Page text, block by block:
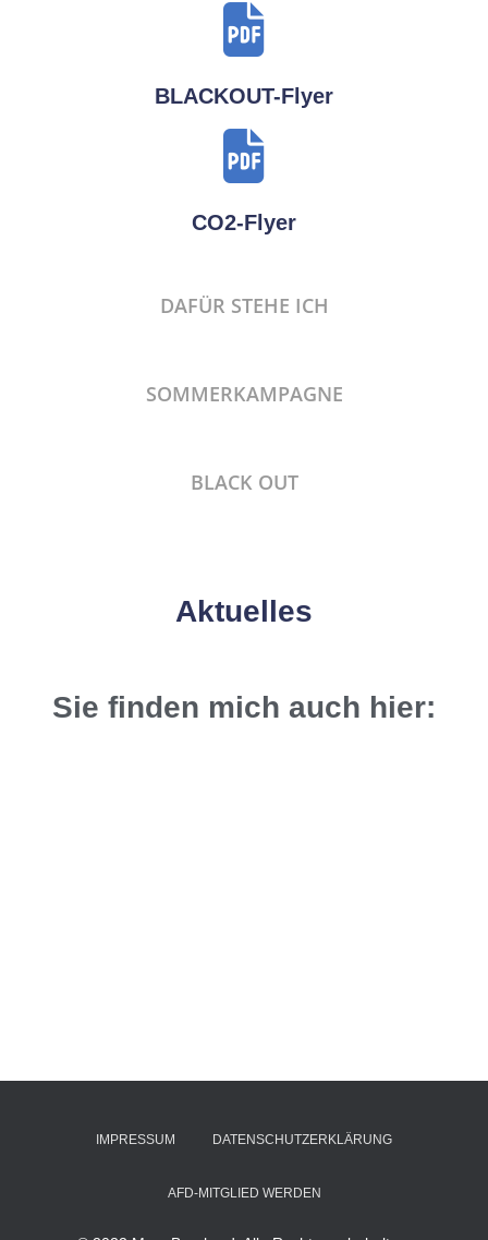
BLACKOUT-Flyer
CO2-Flyer
DAFÜR STEHE ICH
SOMMERKAMPAGNE
BLACK OUT
Aktuelles
Sie finden mich auch hier:
IMPRESSUM DATENSCHUTZERKLÄRUNG
AFD-MITGLIED WERDEN